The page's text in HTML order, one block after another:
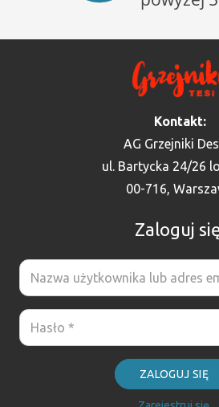
Kontakt:
AG Grzejniki
ul. Bartycka 24/26
00-716,
Zaloguj
ZALOGUJ SIĘ